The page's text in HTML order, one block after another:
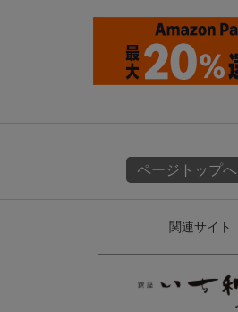
ページトップへ
関連サイト